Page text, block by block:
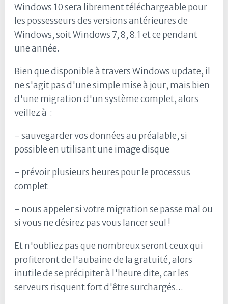
Windows 10 sera librement téléchargeable pour
les possesseurs des versions antérieures de
Windows, soit Windows 7, 8, 8.1 et ce pendant
une année.
Bien que disponible à travers Windows update, il
ne s'agit pas d'une simple mise à jour, mais bien
d'une migration d'un système complet, alors
veillez à :
- sauvegarder vos données au préalable, si
possible en utilisant une image disque
- prévoir plusieurs heures pour le processus
complet
- nous appeler si votre migration se passe mal ou
si vous ne désirez pas vous lancer seul !
Et n'oubliez pas que nombreux seront ceux qui
profiteront de l'aubaine de la gratuité, alors
inutile de se précipiter à l'heure dite, car les
serveurs risquent fort d'être surchargés...